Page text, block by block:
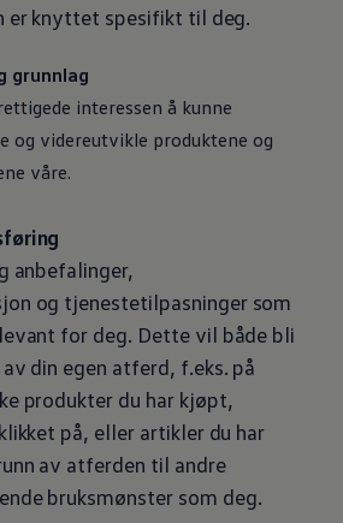
er knyttet spesifikt til deg.
grunnlag
interessen å kunne
og videreutvikle produktene og
våre.
anbefalinger,
og tjenestetilpasninger som
for deg. Dette vil både bli
din egen atferd, f.eks. på
produkter du har kjøpt,
på, eller artikler du har
av atferden til andre
bruksmønster som deg.